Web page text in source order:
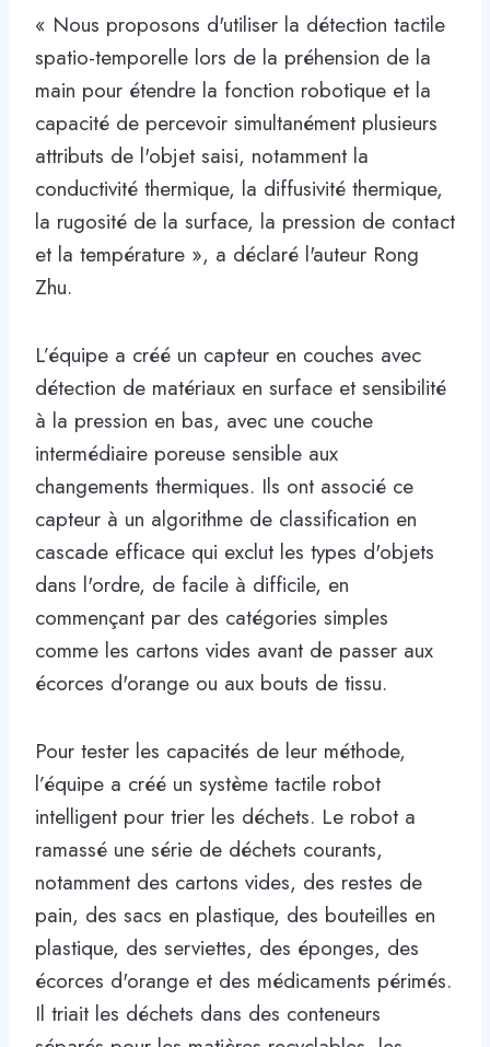
« Nous proposons d'utiliser la détection tactile
spatio-temporelle lors de la préhension de la
main pour étendre la fonction robotique et la
capacité de percevoir simultanément plusieurs
attributs de l'objet saisi, notamment la
conductivité thermique, la diffusivité thermique,
la rugosité de la surface, la pression de contact
et la température », a déclaré l'auteur Rong
Zhu.
L’équipe a créé un capteur en couches avec
détection de matériaux en surface et sensibilité
à la pression en bas, avec une couche
intermédiaire poreuse sensible aux
changements thermiques. Ils ont associé ce
capteur à un algorithme de classification en
cascade efficace qui exclut les types d'objets
dans l'ordre, de facile à difficile, en
commençant par des catégories simples
comme les cartons vides avant de passer aux
écorces d'orange ou aux bouts de tissu.
Pour tester les capacités de leur méthode,
l’équipe a créé un système tactile robot
intelligent pour trier les déchets. Le robot a
ramassé une série de déchets courants,
notamment des cartons vides, des restes de
pain, des sacs en plastique, des bouteilles en
plastique, des serviettes, des éponges, des
écorces d'orange et des médicaments périmés.
Il triait les déchets dans des conteneurs